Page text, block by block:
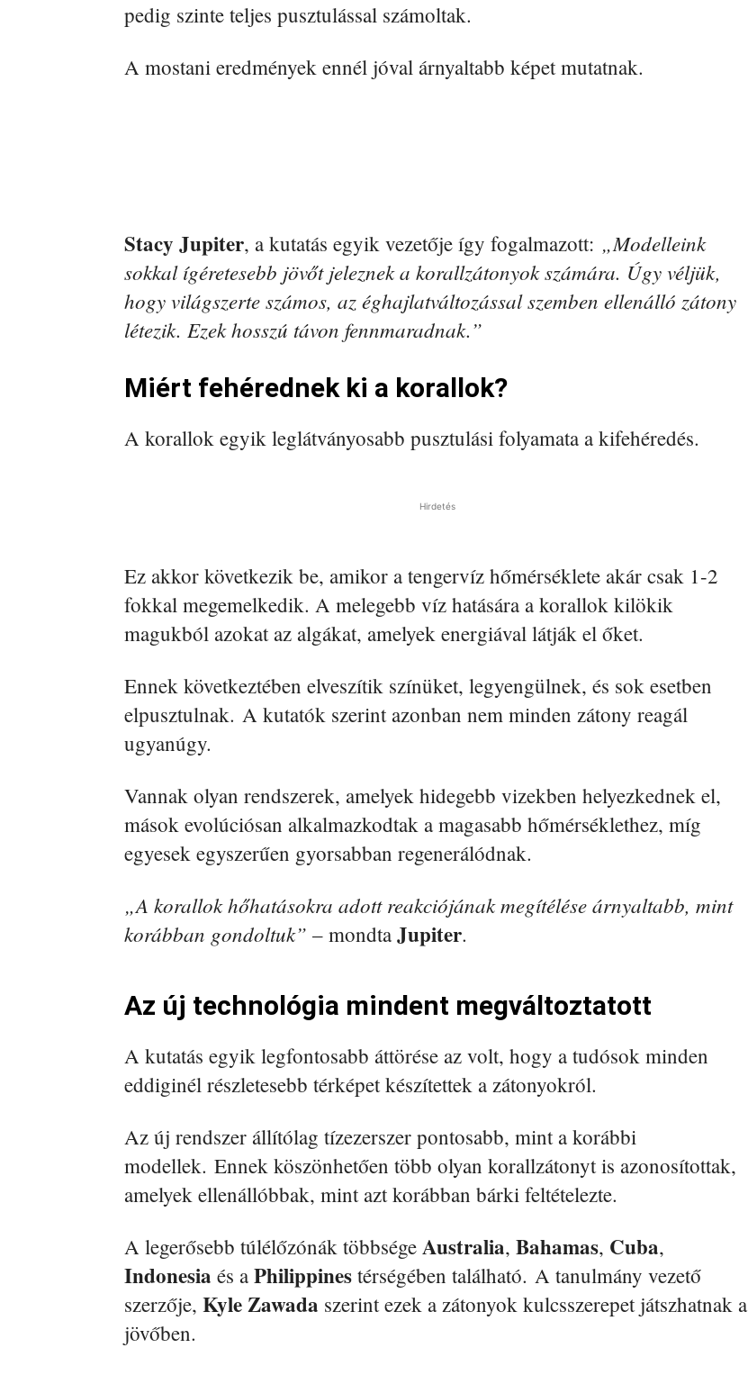
pedig szinte teljes pusztulással számoltak.
A mostani eredmények ennél jóval árnyaltabb képet mutatnak.
Stacy Jupiter, a kutatás egyik vezetője így fogalmazott: „Modelleink
sokkal ígéretesebb jövőt jeleznek a korallzátonyok számára. Úgy véljük,
hogy világszerte számos, az éghajlatváltozással szemben ellenálló zátony
létezik. Ezek hosszú távon fennmaradnak.”
Miért fehérednek ki a korallok?
A korallok egyik leglátványosabb pusztulási folyamata a kifehéredés.
Hirdetés
Ez akkor következik be, amikor a tengervíz hőmérséklete akár csak 1-2
fokkal megemelkedik. A melegebb víz hatására a korallok kilökik
magukból azokat az algákat, amelyek energiával látják el őket.
Ennek következtében elveszítik színüket, legyengülnek, és sok esetben
elpusztulnak. A kutatók szerint azonban nem minden zátony reagál
ugyanúgy.
Vannak olyan rendszerek, amelyek hidegebb vizekben helyezkednek el,
mások evolúciósan alkalmazkodtak a magasabb hőmérséklethez, míg
egyesek egyszerűen gyorsabban regenerálódnak.
„A korallok hőhatásokra adott reakciójának megítélése árnyaltabb, mint
korábban gondoltuk” – mondta Jupiter.
Az új technológia mindent megváltoztatott
A kutatás egyik legfontosabb áttörése az volt, hogy a tudósok minden
eddiginél részletesebb térképet készítettek a zátonyokról.
Az új rendszer állítólag tízezerszer pontosabb, mint a korábbi
modellek. Ennek köszönhetően több olyan korallzátonyt is azonosítottak,
amelyek ellenállóbbak, mint azt korábban bárki feltételezte.
A legerősebb túlélőzónák többsége Australia, Bahamas, Cuba,
Indonesia és a Philippines térségében található. A tanulmány vezető
szerzője, Kyle Zawada szerint ezek a zátonyok kulcsszerepet játszhatnak a
jövőben.